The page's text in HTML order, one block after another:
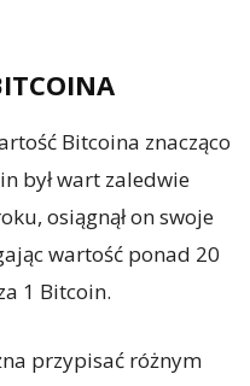
Bitcoina znacząco
był wart zaledwie
osiągnął on swoje
wartość ponad 20
1 Bitcoin.
przypisać różnym